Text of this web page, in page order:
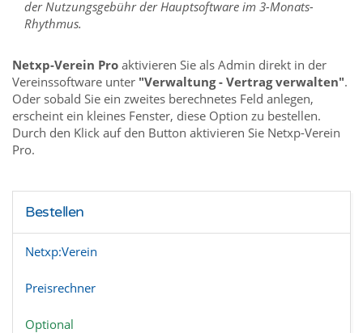
der Nutzungsgebühr der Hauptsoftware im 3-Monats-
Rhythmus.
Netxp-Verein Pro aktivieren Sie als Admin direkt in der
Vereinssoftware unter "Verwaltung - Vertrag verwalten".
Oder sobald Sie ein zweites berechnetes Feld anlegen,
erscheint ein kleines Fenster, diese Option zu bestellen.
Durch den Klick auf den Button aktivieren Sie Netxp-Verein
Pro.
Bestellen
Netxp:Verein
Preisrechner
Optional